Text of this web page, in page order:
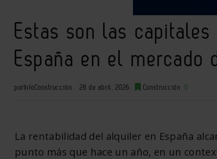
Estas son las
España en el mercado
porInfoConstrucción 28 de abril, 2026 Construcción 0
La rentabilidad del alquiler en España
punto más que hace un año, en un